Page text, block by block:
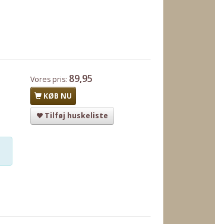
Vores pris: 89,95
KØB NU
Tilføj huskeliste